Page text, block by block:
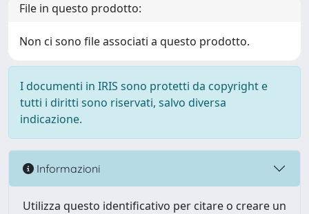
File in questo prodotto:
Non ci sono file associati a questo prodotto.
I documenti in IRIS sono protetti da copyright e
tutti i diritti sono riservati, salvo diversa
indicazione.
Informazioni
Utilizza questo identificativo per citare o creare un